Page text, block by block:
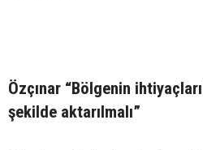
Özçınar “Bölgenin
şekilde aktarılmalı”